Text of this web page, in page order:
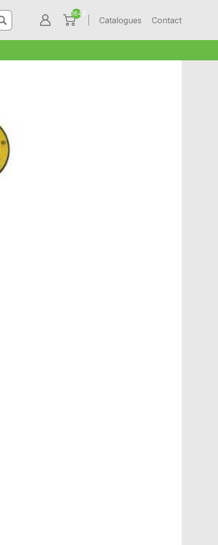
1643
Catalogues Contact